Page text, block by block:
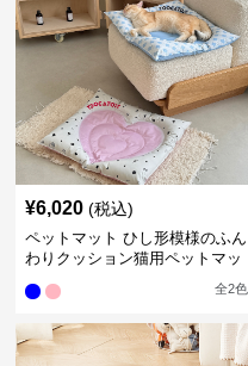
¥6,020 (税込)
ペットマット ひし形模様のふん
わりクッション猫用ペットマッ
全2色